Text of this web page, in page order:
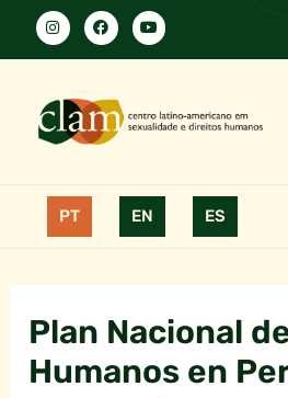
PT EN ES
Plan Nacional
Humanos en